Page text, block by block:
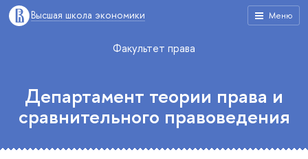
Меню
Высшая школа экономики
Факультет права
Департамент теории права и
сравнительного правоведения